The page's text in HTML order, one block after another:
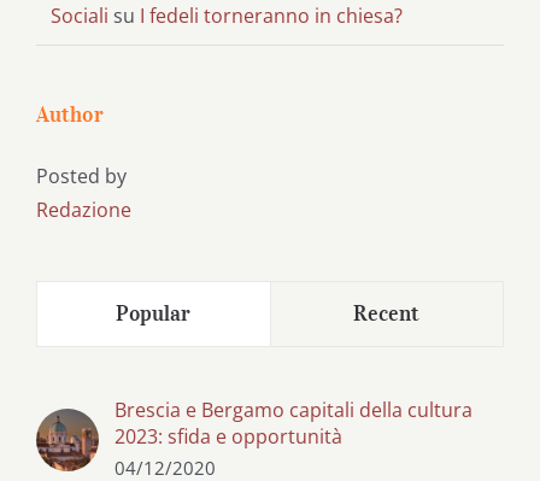
Sociali su I fedeli torneranno in chiesa?
Author
Posted by
Redazione
Popular Recent
Brescia e Bergamo capitali della cultura
2023: sfida e opportunità
04/12/2020